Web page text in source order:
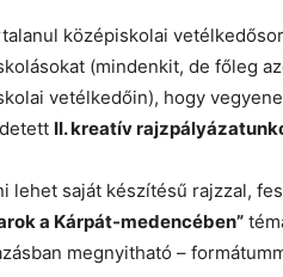
középiskolai
(mindenkit, de főleg
vetélkedőin), hogy
II. kreatív
lehet saját készítésű rajzzal,
a Kárpát-medencében”
megnyitható –